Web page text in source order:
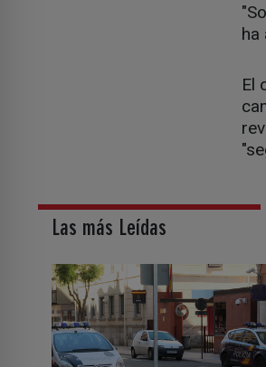
ha
El
Las más Leídas